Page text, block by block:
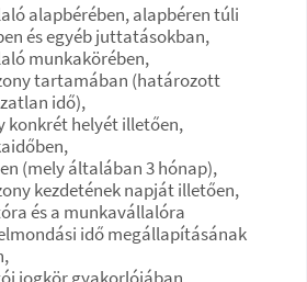
alapbérében, alapbéren túli
és egyéb juttatásokban,
munkakörében,
tartamában (határozott
idő),
konkrét helyét illetően,
(mely általában 3 hónap),
kezdetének napját illetően,
és a munkavállalóra
idő megállapításának